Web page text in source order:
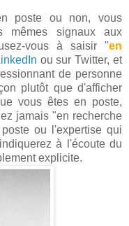
poste ou non, vous
mêmes signaux aux
vous à saisir "en
ou sur Twitter, et
de personne
plutôt que d'afficher
vous êtes en poste,
jamais "en recherche
ou l'expertise qui
à l'écoute du
explicite.